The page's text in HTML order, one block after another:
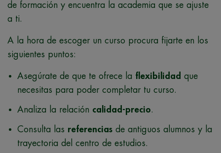
de formación y encuentra la academia que se ajuste
a ti.
A la hora de escoger un curso procura fijarte en los
siguientes puntos:
Asegúrate de que te ofrece la flexibilidad que
necesitas para poder completar tu curso.
Analiza la relación calidad-precio.
Consulta las referencias de antiguos alumnos y la
trayectoria del centro de estudios.